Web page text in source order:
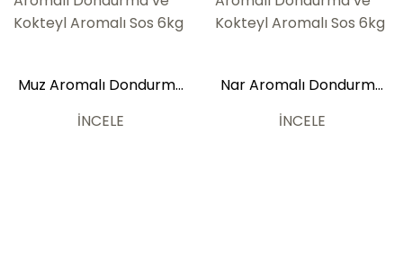
Muz Aromalı Dondurma
6kg
İNCELE
Nar Aromalı Dondurma
6kg
İNCELE